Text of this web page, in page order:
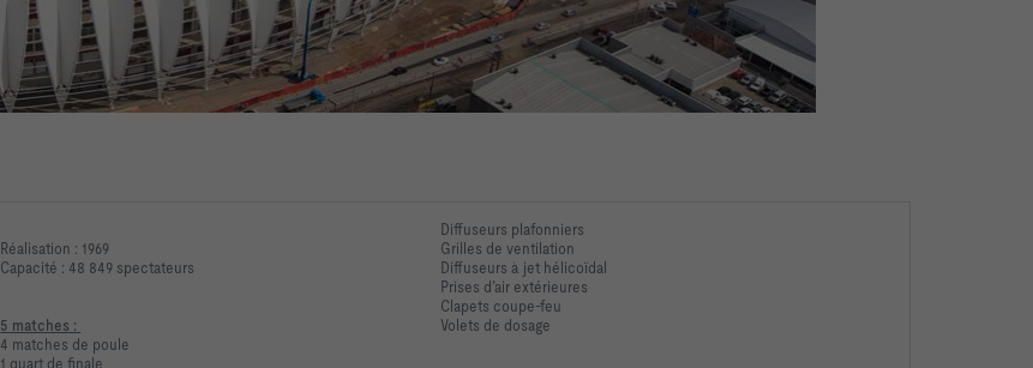
Réalisation : 1969
Capacité : 48 849 spectateurs
5 matches :
4 matches de poule
1 quart de finale
Diffuseurs plafonniers
Grilles de ventilation
Diffuseurs à jet hélicoïdal
Prises d’air extérieures
Clapets coupe-feu
Volets de dosage